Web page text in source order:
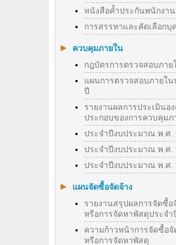
หนังสือค้ำประกันพนักงาน
การสรรหาและคัดเลือกบุ
ควบคุมภายใน
กฎบัตรการตรวจสอบภาย
แผนการตรวจสอบภายใน
ปี
รายงานผลการประเมินอ
ประกอบของการควบคุมภ
ประจำปีงบประมาณ พ.ศ.
ประจำปีงบประมาณ พ.ศ
ประจำปีงบประมาณ พ.ศ
แผนจัดซื้อจัดจ้าง
รายงานสรุปผลการจัดซื้อ
หรือการจัดหาพัสดุประจำ
ความก้าวหน้าการจัดซื้อจั
หรือการจัดหาพัสดุ